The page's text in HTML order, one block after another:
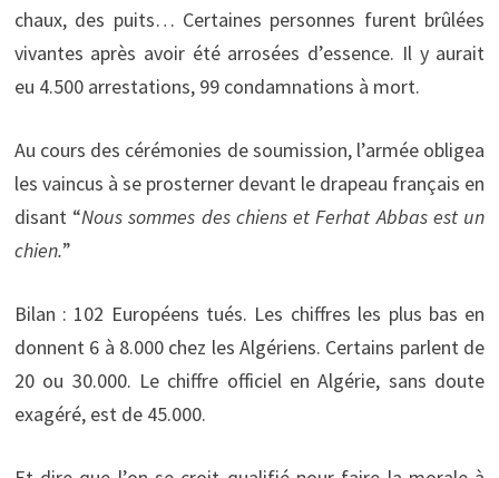
chaux, des puits… Certaines personnes furent brûlées
vivantes après avoir été arrosées d’essence. Il y aurait
eu 4.500 arrestations, 99 condamnations à mort.
Au cours des cérémonies de soumission, l’armée obligea
les vaincus à se prosterner devant le drapeau français en
disant “Nous sommes des chiens et Ferhat Abbas est un
chien.”
Bilan : 102 Européens tués. Les chiffres les plus bas en
donnent 6 à 8.000 chez les Algériens. Certains parlent de
20 ou 30.000. Le chiffre officiel en Algérie, sans doute
exagéré, est de 45.000.